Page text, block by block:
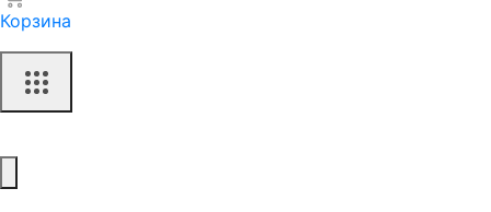
Корзина